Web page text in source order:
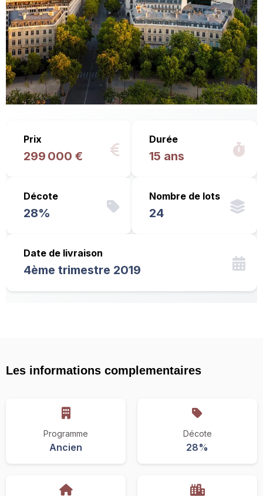
Prix
299 000 €
Durée
15 ans
Décote
28%
Nombre de lots
24
Date de livraison
4ème trimestre 2019
Les informations complementaires
Programme
Ancien
Décote
28%